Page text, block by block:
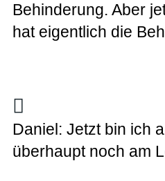
Behinderung. Aber
hat eigentlich die
Daniel: Jetzt bin ich
überhaupt noch am